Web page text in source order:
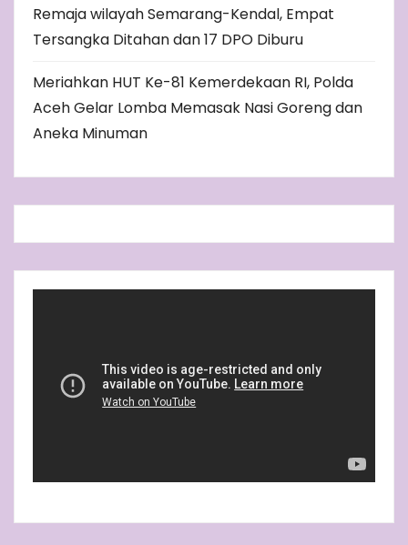
Remaja wilayah Semarang-Kendal, Empat
Tersangka Ditahan dan 17 DPO Diburu
Meriahkan HUT Ke-81 Kemerdekaan RI, Polda
Aceh Gelar Lomba Memasak Nasi Goreng dan
Aneka Minuman